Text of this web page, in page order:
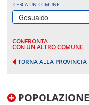
CERCA UN COMUNE
Gesualdo
CONFRONTA
CON UN ALTRO COMUNE
TORNA ALLA PROVINCIA
POPOLAZIONE